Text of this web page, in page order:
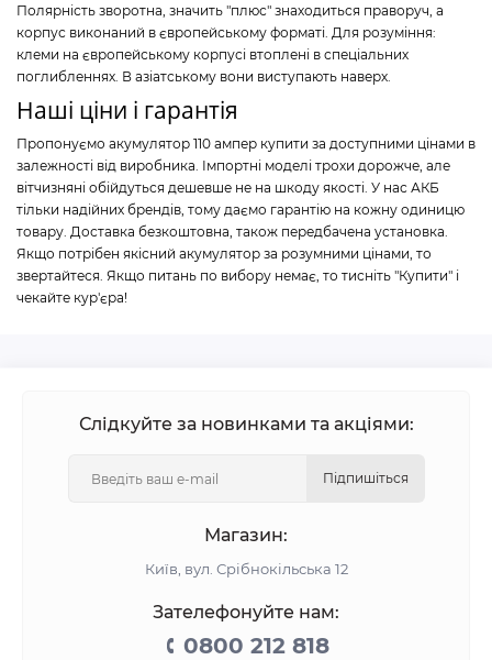
Полярність зворотна, значить "плюс" знаходиться праворуч, а
корпус виконаний в європейському форматі. Для розуміння:
клеми на європейському корпусі втоплені в спеціальних
поглибленнях. В азіатському вони виступають наверх.
Наші ціни і гарантія
Пропонуємо акумулятор 110 ампер купити за доступними цінами в
залежності від виробника. Імпортні моделі трохи дорожче, але
вітчизняні обійдуться дешевше не на шкоду якості. У нас АКБ
тільки надійних брендів, тому даємо гарантію на кожну одиницю
товару. Доставка безкоштовна, також передбачена установка.
Якщо потрібен якісний акумулятор за розумними цінами, то
звертайтеся. Якщо питань по вибору немає, то тисніть "Купити" і
чекайте кур'єра!
Слідкуйте за новинками та акціями:
Підпишіться
Магазин:
Київ, вул. Срібнокільська 12
Зателефонуйте нам:
0800 212 818